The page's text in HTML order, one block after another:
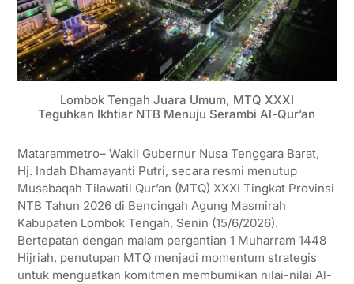
Lombok Tengah Juara Umum, MTQ XXXI
Teguhkan Ikhtiar NTB Menuju Serambi Al-Qur’an
Matarammetro– Wakil Gubernur Nusa Tenggara Barat,
Hj. Indah Dhamayanti Putri, secara resmi menutup
Musabaqah Tilawatil Qur’an (MTQ) XXXI Tingkat Provinsi
NTB Tahun 2026 di Bencingah Agung Masmirah
Kabupaten Lombok Tengah, Senin (15/6/2026).
Bertepatan dengan malam pergantian 1 Muharram 1448
Hijriah, penutupan MTQ menjadi momentum strategis
untuk menguatkan komitmen membumikan nilai-nilai Al-